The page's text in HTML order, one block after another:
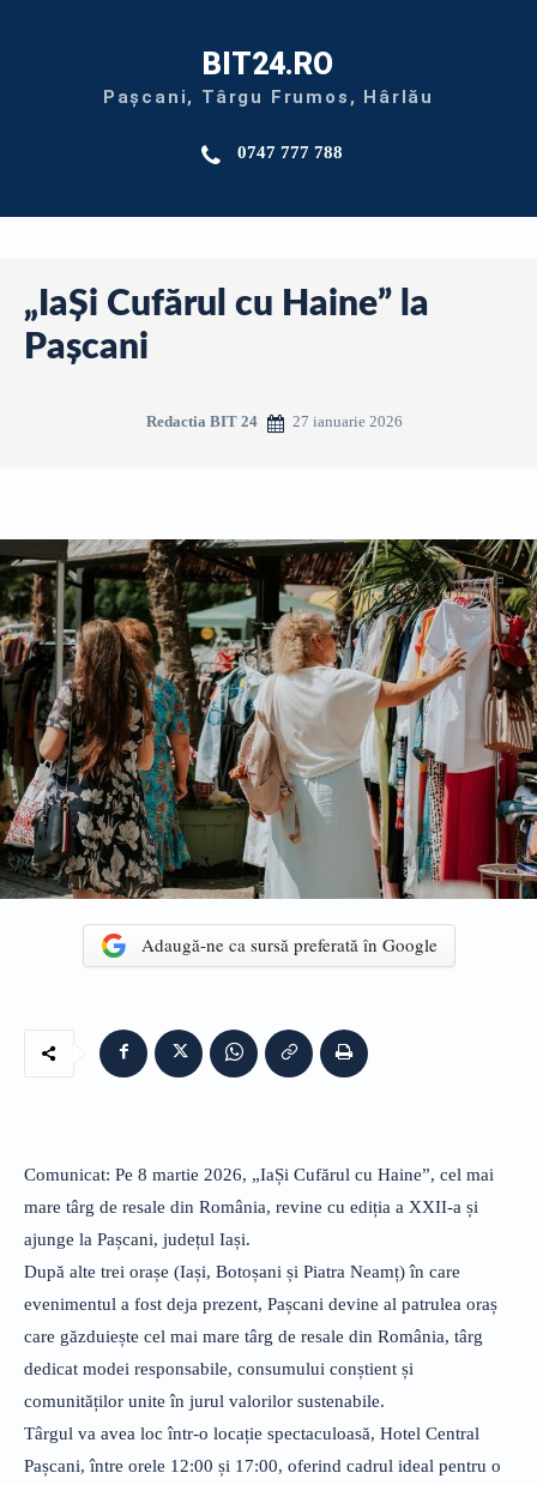
BIT24.RO
Pașcani, Târgu Frumos, Hârlău
0747 777 788
„IaȘi Cufărul cu Haine” la
Pașcani
Redactia BIT 24 27 ianuarie 2026
Adaugă-ne ca sursă preferată în Google
Comunicat: Pe 8 martie 2026, „IaȘi Cufărul cu Haine”, cel mai
mare târg de resale din România, revine cu ediția a XXII-a și
ajunge la Pașcani, județul Iași.
După alte trei orașe (Iași, Botoșani și Piatra Neamț) în care
evenimentul a fost deja prezent, Pașcani devine al patrulea oraș
care găzduiește cel mai mare târg de resale din România, târg
dedicat modei responsabile, consumului conștient și
comunităților unite în jurul valorilor sustenabile.
Târgul va avea loc într-o locație spectaculoasă, Hotel Central
Pașcani, între orele 12:00 și 17:00, oferind cadrul ideal pentru o